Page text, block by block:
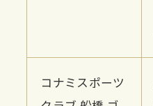
コナミスポーツ